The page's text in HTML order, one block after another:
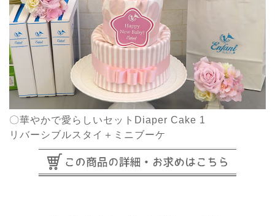
〇華やかで愛らしいセットDiaper Cake 1
リバーシブルスタイ＋ミニブーケ